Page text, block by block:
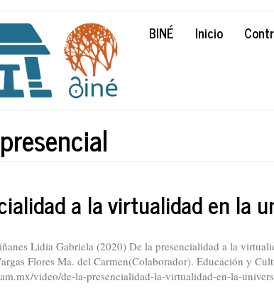
BINÉ Inicio
a la virtualidad en la
Lidia Gabriela (2020) De la presencialidad a la
Flores Ma. del Carmen(Colaborador). Educación y
video/de-la-presencialidad-la-virtualidad-en-la-